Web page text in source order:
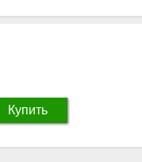
Купить